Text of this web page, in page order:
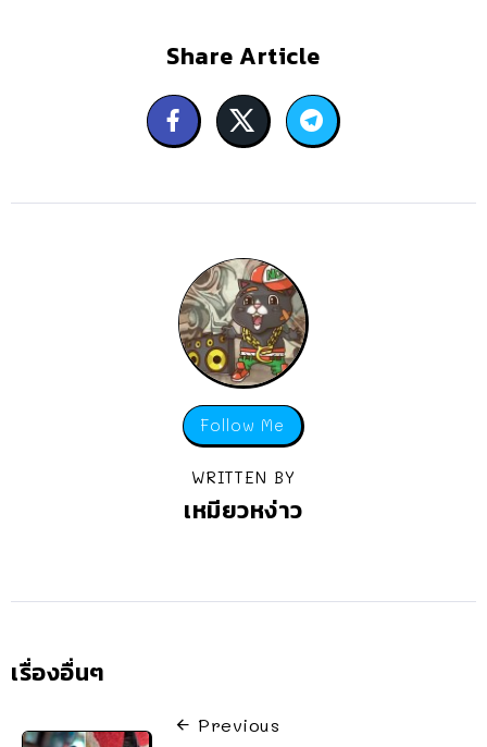
Share Article
Follow Me
WRITTEN BY
เหมียวหง่าว
เรื่องอื่นๆ
Previous